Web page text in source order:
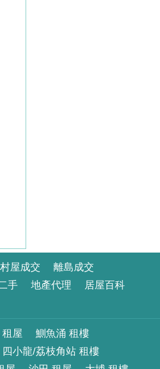
村屋成交
離島成交
手 地產代理
居屋百科
屋
鰂魚涌 租樓
四小龍/荔枝角站 租樓